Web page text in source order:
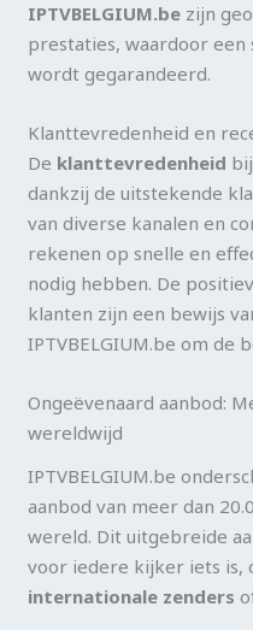
IPTVBELGIUM.be zijn
prestaties, waardoor
wordt gegarandeerd.
Klanttevredenheid en
De klanttevredenheid
dankzij de uitstekende
van diverse kanalen en
rekenen op snelle en
nodig hebben. De
klanten zijn een bewijs
IPTVBELGIUM.be om de
Ongeëvenaard aanbod:
wereldwijd
IPTVBELGIUM.be
aanbod van meer dan
wereld. Dit uitgebreide
voor iedere kijker iets is,
internationale zenders